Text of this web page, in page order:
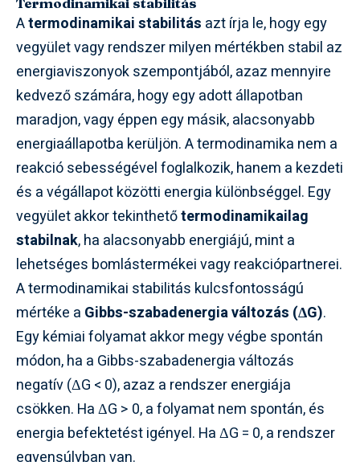
Atermodinamikai stabilitás azt írja le, hogy egy
vegyület vagy rendszer milyen mértékben stabil az
energiaviszonyok szempontjából, azaz mennyire
kedvező számára, hogy egy adott állapotban
maradjon, vagy éppen egy másik, alacsonyabb
energiaállapotba kerüljön. A termodinamika nem a
reakció sebességével foglalkozik, hanem a kezdeti
és a végállapot közötti energia különbséggel. Egy
vegyület akkor tekinthetőtermodinamikailag
stabilnak, ha alacsonyabb energiájú, mint a
lehetséges bomlástermékei vagy reakciópartnerei.
A termodinamikai stabilitás kulcsfontosságú
mértéke a Gibbs-szabadenergia változás (ΔG).
Egy kémiai folyamat akkor megy végbe spontán
módon, ha a Gibbs-szabadenergia változás
negatív (ΔG < 0), azaz a rendszer energiája
csökken. Ha ΔG > 0, a folyamat nem spontán, és
energia befektetést igényel. Ha ΔG = 0, a rendszer
egyensúlyban van.